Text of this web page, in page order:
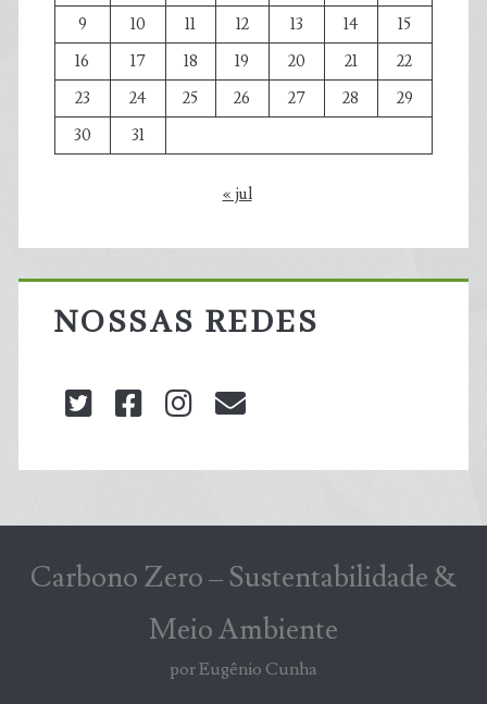
9
10 11 12 13 14
15
16
17 18 19 20 21
22
23
24 25 26 27 28
29
30
31
« jul
NOSSAS REDES
twitterfacebookinstagram
Carbono Zero – Sustentabilidade &
Meio Ambiente
por Eugênio Cunha